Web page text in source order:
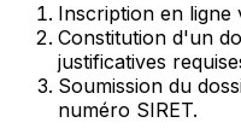
Inscription en ligne
Constitution d'un
justificatives
Soumission du
numéro SIRET.